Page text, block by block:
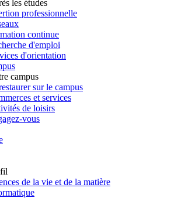
les études
professionnelle
continue
d'emploi
d'orientation
campus
sur le campus
et services
de loisirs
vous
de la vie et de la matière